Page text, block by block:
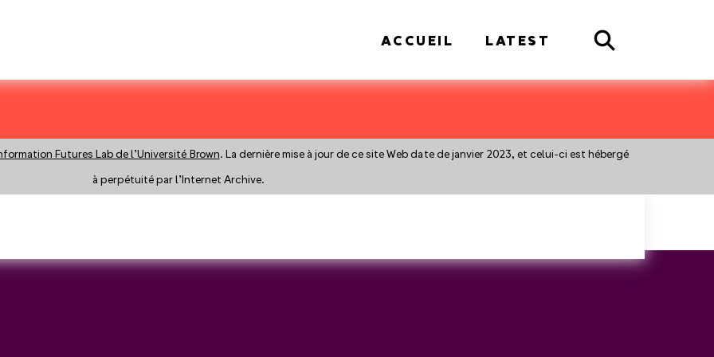
Futures Lab de l’Université Brown. La dernière mise à jour de ce site Web date de janvier 2023, et celui-ci est hébergé
à perpétuité par l’Internet Archive.
ACCUEIL LATEST Search